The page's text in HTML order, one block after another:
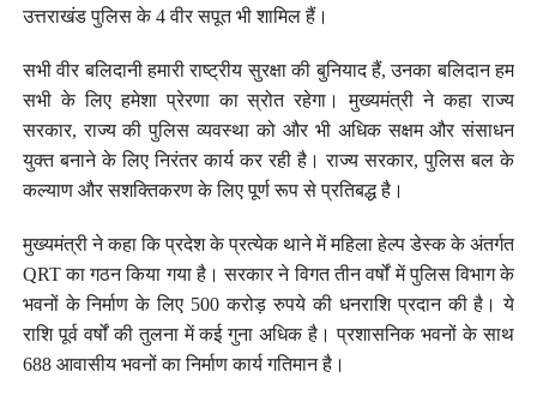
उत्तराखंड पुलिस के 4 वीर सपूत भी शामिल हैं।
सभी वीर बलिदानी हमारी राष्ट्रीय सुरक्षा की बुनियाद हैं, उनका बलिदान हम
सभी के लिए हमेशा प्रेरणा का स्रोत रहेगा। मुख्यमंत्री ने कहा राज्य
सरकार, राज्य की पुलिस व्यवस्था को और भी अधिक सक्षम और संसाधन
युक्त बनाने के लिए निरंतर कार्य कर रही है। राज्य सरकार, पुलिस बल के
कल्याण और सशक्तिकरण के लिए पूर्ण रूप से प्रतिबद्ध है।
मुख्यमंत्री ने कहा कि प्रदेश के प्रत्येक थाने में महिला हेल्प डेस्क के अंतर्गत
QRT का गठन किया गया है। सरकार ने विगत तीन वर्षों में पुलिस विभाग के
भवनों के निर्माण के लिए 500 करोड़ रुपये की धनराशि प्रदान की है। ये
राशि पूर्व वर्षों की तुलना में कई गुना अधिक है। प्रशासनिक भवनों के साथ
688 आवासीय भवनों का निर्माण कार्य गतिमान है।